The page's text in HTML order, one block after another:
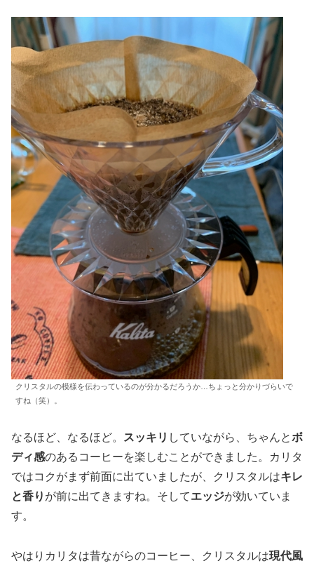
クリスタルの模様を伝わっているのが分かるだろうか…ちょっと分かりづらいで
すね（笑）。
なるほど、なるほど。 スッキリ していながら、ちゃんとボ
ディ感のあるコーヒーを楽しむことができました。カリタ
ではコクがまず前面に出ていましたが、クリスタルはキレ
と香り が前に出てきますね。そしてエッジが効いていま
す。
やはりカリタは昔ながらのコーヒー、クリスタルは現代風